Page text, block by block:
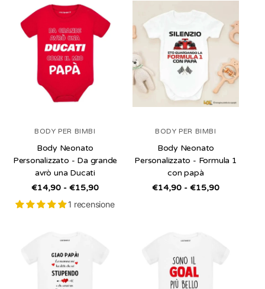
BODY PER BIMBI
Body Neonato
Personalizzato - Da grande
avrò una Ducati
€14,90 - €15,90
/
1 recensione
BODY PER BIMBI
Body Neonato
Personalizzato - Formula 1
con papà
€14,90 - €15,90
/